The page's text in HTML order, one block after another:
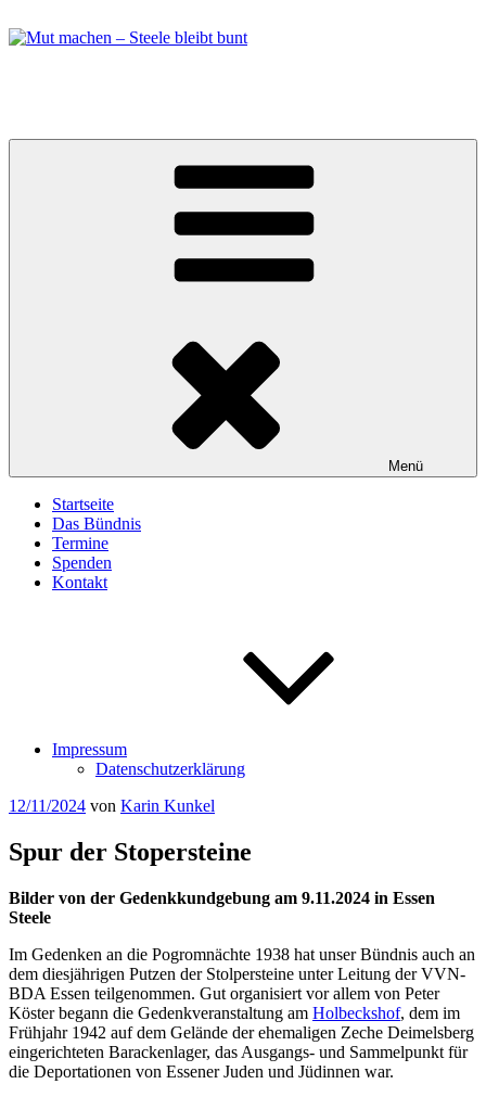
Inhalt
Menü
Startseite
Das Bündnis
Termine
Spenden
Kontakt
Impressum
Datenschutzerklärung
Veröffentlicht
12/11/2024 von Karin Kunkel
Spur der Stopersteine
Bilder von der Gedenkkundgebung am 9.11.2024 in Essen
Steele
Im Gedenken an die Pogromnächte 1938 hat unser Bündnis auch an
dem diesjährigen Putzen der Stolpersteine unter Leitung der VVN-
BDA Essen teilgenommen. Gut organisiert vor allem von Peter
Köster begann die Gedenkveranstaltung am Holbeckshof, dem im
Frühjahr 1942 auf dem Gelände der ehemaligen Zeche Deimelsberg
eingerichteten Barackenlager, das Ausgangs- und Sammelpunkt für
die Deportationen von Essener Juden und Jüdinnen war.